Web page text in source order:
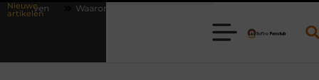
Nieuwe
artikelen
online vlees bestellen steeds gewoner wordt